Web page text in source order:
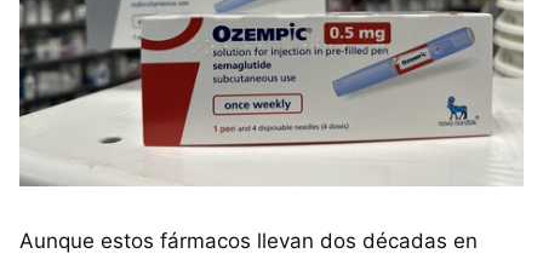
Aunque estos fármacos llevan dos décadas en